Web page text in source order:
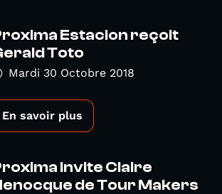
Estacion reçoit
Toto
Mardi 30 Octobre 2018
En savoir plus
invite Claire
de Tour Makers